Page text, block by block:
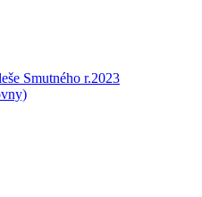
Smutného r.2023